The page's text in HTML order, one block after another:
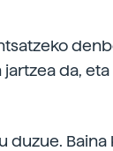
da,
duzue. Baina